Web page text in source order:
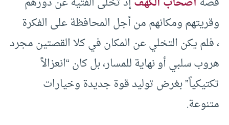
وقريتهم ومكانهم من أجل المحافظة على الفكرة
، فلم يكن التخلي عن المكان في كلا القصتين مجرد
هروب سلبي أو نهاية للمسار، بل كان “انعزالاً
تكتيكياً” بغرض توليد قوة جديدة وخيارات
متنوعة.